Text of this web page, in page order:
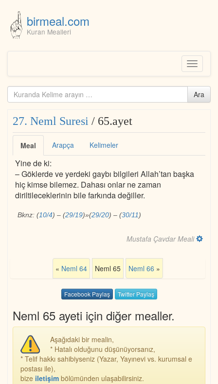
birmeal.com
Kuran Mealleri
Toggle
Kuranda
ara...
Ara
27. Neml Suresi / 65.ayet
Meal Arapça Kelimeler
Yine de ki:
– Göklerde ve yerdeki gaybı bilgileri Allah’tan başka
hiç kimse bilemez. Dahası onlar ne zaman
diriltileceklerinin bile farkında değiller.
Bknz: (10/4) – (29/19)»(29/20) – (30/11)
Mustafa Çavdar Meali
« Neml 64 Neml 65 Neml 66 »
Facebook Paylaş Twitter Paylaş
Neml 65 ayeti için diğer mealler.
Aşağıdaki bir mealin,
* Hatalı olduğunu düşünüyorsanız,
* Telif hakkı sahibiyseniz (Yazar, Yayınevi vs. kurumsal e
postası ile),
bize iletişim bölümünden ulaşabilirsiniz.